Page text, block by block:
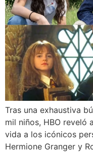
Tras una exhaustiva
mil niños, HBO reveló
vida a los icónicos
Hermione Granger y